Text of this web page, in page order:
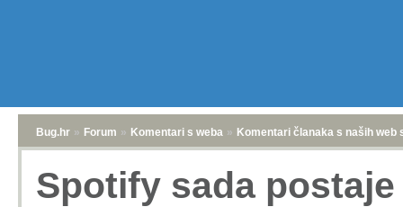
Bug.hr » Forum » Komentari s weba » Komentari članaka s naših web
Spotify sada